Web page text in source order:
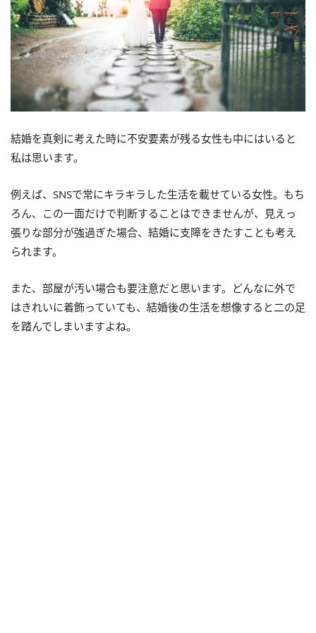
結婚を真剣に考えた時に不安要素が残る女性も中にはいると
私は思います。
例えば、SNSで常にキラキラした生活を載せている女性。もち
ろん、この一面だけで判断することはできませんが、見えっ
張りな部分が強過ぎた場合、結婚に支障をきたすことも考え
られます。
また、部屋が汚い場合も要注意だと思います。どんなに外で
はきれいに着飾っていても、結婚後の生活を想像すると二の足
を踏んでしまいますよね。